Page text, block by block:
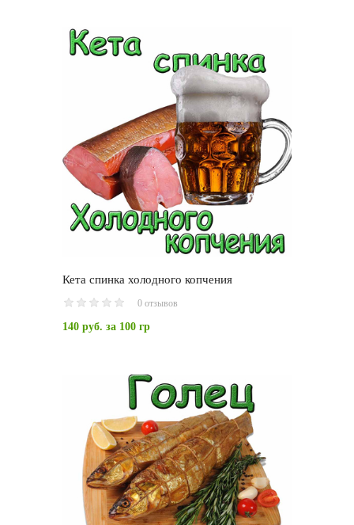
Кета спинка холодного копчения
0 отзывов
140 руб. за 100 гр